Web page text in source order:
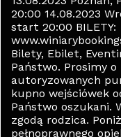
20:00 14.08.2023
start 20:00
Bilety, Ebilet,
Państwo. Prosimy
autoryzowanych
kupno wejściówek
Państwo oszukani.
zgodą rodzica.
pełnoprawnego